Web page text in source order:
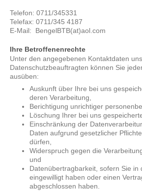
Telefon: 0711/345331
Telefax: 0711/345 4187
E-Mail: BengelBTB(at)aol.com
Ihre Betroffenenrechte
Unter den angegebenen Kontaktdaten
Datenschutzbeauftragten können Sie
ausüben:
Auskunft über Ihre bei uns
deren Verarbeitung,
Berichtigung unrichtiger
Löschung Ihrer bei uns
Einschränkung der
Daten aufgrund gesetzlicher
dürfen,
Widerspruch gegen die
und
Datenübertragbarkeit, sofern Sie in
eingewilligt haben oder einen
abgeschlossen haben.